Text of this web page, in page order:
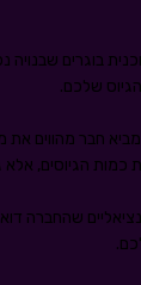
שלכם.
חבר מהווים את
הגיוסים, אלא
שהחברה